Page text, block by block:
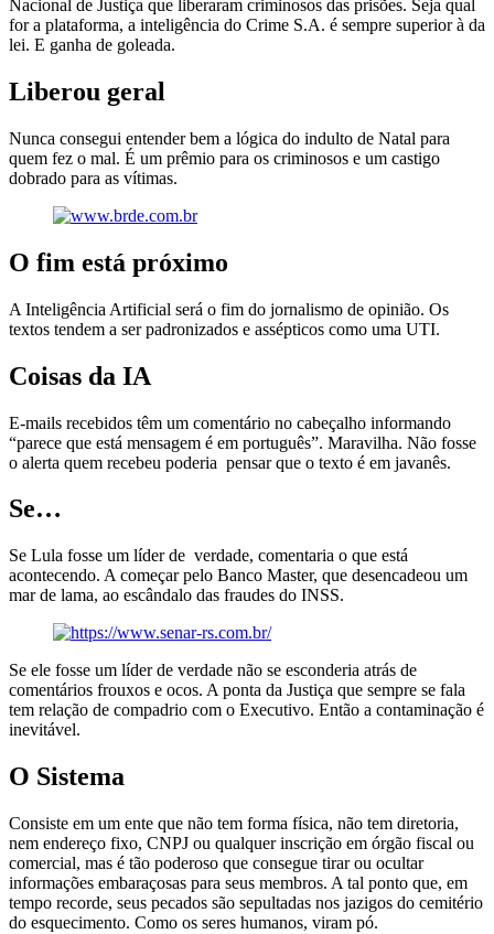
Nacional de Justiça que liberaram criminosos das prisões. Seja qual
for a plataforma, a inteligência do Crime S.A. é sempre superior à da
lei. E ganha de goleada.
Liberou geral
Nunca consegui entender bem a lógica do indulto de Natal para
quem fez o mal. É um prêmio para os criminosos e um castigo
dobrado para as vítimas.
O fim está próximo
A Inteligência Artificial será o fim do jornalismo de opinião. Os
textos tendem a ser padronizados e assépticos como uma UTI.
Coisas da IA
E-mails recebidos têm um comentário no cabeçalho informando
“parece que está mensagem é em português”. Maravilha. Não fosse
o alerta quem recebeu poderia pensar que o texto é em javanês.
Se…
Se Lula fosse um líder de verdade, comentaria o que está
acontecendo. A começar pelo Banco Master, que desencadeou um
mar de lama, ao escândalo das fraudes do INSS.
Se ele fosse um líder de verdade não se esconderia atrás de
comentários frouxos e ocos. A ponta da Justiça que sempre se fala
tem relação de compadrio com o Executivo. Então a contaminação é
inevitável.
O Sistema
Consiste em um ente que não tem forma física, não tem diretoria,
nem endereço fixo, CNPJ ou qualquer inscrição em órgão fiscal ou
comercial, mas é tão poderoso que consegue tirar ou ocultar
informações embaraçosas para seus membros. A tal ponto que, em
tempo recorde, seus pecados são sepultadas nos jazigos do cemitério
do esquecimento. Como os seres humanos, viram pó.